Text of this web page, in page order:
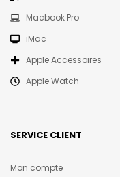
Macbook Pro
iMac
Apple Accessoires
Apple Watch
SERVICE CLIENT
Mon compte